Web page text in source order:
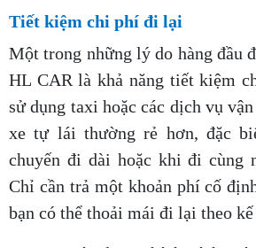
Tiết kiệm chi phí đi lại
Một trong những lý do hàng đầu
HL CAR là khả năng tiết kiệm
sử dụng taxi hoặc các dịch vụ
xe tự lái thường rẻ hơn, đặc
chuyến đi dài hoặc khi đi cùng
Chỉ cần trả một khoản phí cố
bạn có thể thoải mái đi lại theo